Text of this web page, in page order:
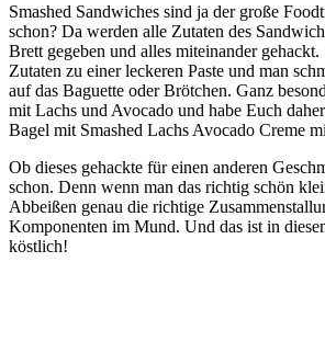
Smashed Sandwiches sind ja der große
schon? Da werden alle Zutaten des
Brett gegeben und alles miteinander
Zutaten zu einer leckeren Paste und man
auf das Baguette oder Brötchen. Ganz
mit Lachs und Avocado und habe Euch
Bagel mit Smashed Lachs Avocado Creme
Ob dieses gehackte für einen anderen
schon. Denn wenn man das richtig schön
Abbeißen genau die richtige
Komponenten im Mund. Und das ist in
köstlich!